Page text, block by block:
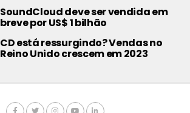
SoundCloud deve ser vendida em
breve por US$ 1 bilhão
CD está ressurgindo? Vendas no
Reino Unido crescem em 2023